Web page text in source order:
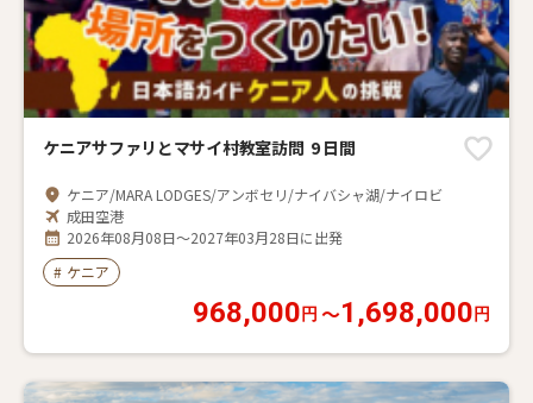
ケニアサファリとマサイ村教室訪問 9 日間
ケニア/MARA LODGES/アンボセリ/ナイバシャ湖/ナイロビ
成田空港
2026年08月08日～2027年03月28日に出発
# ケニア
968,000 円 〜1,698,000 円